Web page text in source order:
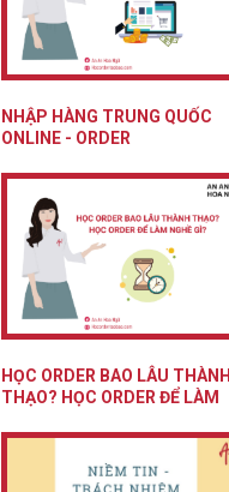
NHẬP HÀNG TRUNG QUỐC
ONLINE - ORDER
HỌC ORDER BAO LÂU THÀNH
THẠO? HỌC ORDER ĐỂ LÀM